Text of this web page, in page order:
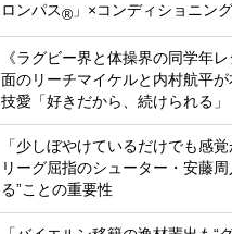
ロンパス® 」×コンディショニン
《ラグビー界と体操界の同学年
面のリーチマイケルと内村航平
技愛「好きだから、続けられる」
「少しぼやけているだけでも感
リーグ屈指のシューター・安藤周
る”ことの重要性